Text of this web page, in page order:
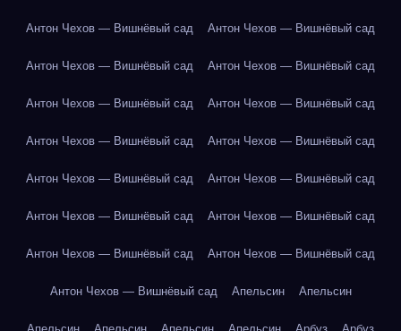
Антон Чехов — Вишнёвый сад Антон Чехов — Вишнёвый сад
Антон Чехов — Вишнёвый сад Антон Чехов — Вишнёвый сад
Антон Чехов — Вишнёвый сад Антон Чехов — Вишнёвый сад
Антон Чехов — Вишнёвый сад Антон Чехов — Вишнёвый сад
Антон Чехов — Вишнёвый сад Антон Чехов — Вишнёвый сад
Антон Чехов — Вишнёвый сад Антон Чехов — Вишнёвый сад
Антон Чехов — Вишнёвый сад Антон Чехов — Вишнёвый сад
Антон Чехов — Вишнёвый сад Апельсин Апельсин